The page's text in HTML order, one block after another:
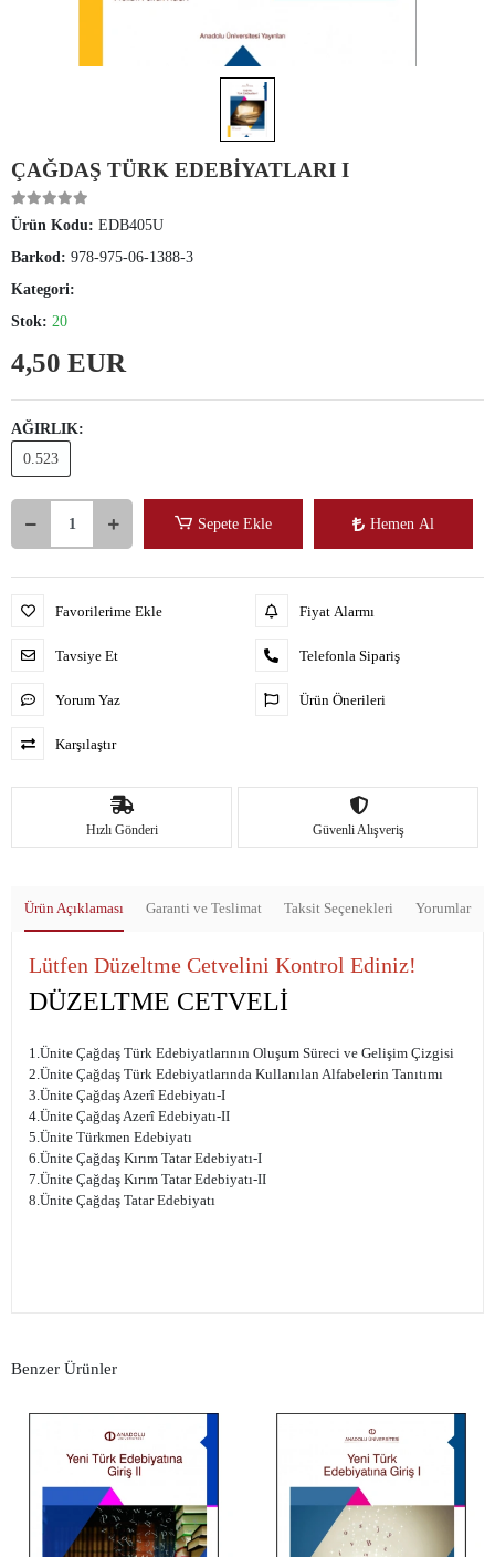
ÇAĞDAŞ TÜRK EDEBİYATLARI I
Ürün Kodu: EDB405U
Barkod: 978-975-06-1388-3
Kategori:
Stok: 20
4,50 EUR
AĞIRLIK:
0.523
Sepete Ekle Hemen Al
Favorilerime Ekle
Tavsiye Et
Yorum Yaz
Karşılaştır
Fiyat Alarmı
Telefonla Sipariş
Ürün Önerileri
Hızlı Gönderi Güvenli Alışveriş
Ürün Açıklaması Garanti ve Teslimat Taksit Seçenekleri Yorumlar
Lütfen Düzeltme Cetvelini Kontrol Ediniz!
DÜZELTME CETVELİ
1.Ünite Çağdaş Türk Edebiyatlarının Oluşum Süreci ve Gelişim Çizgisi
2.Ünite Çağdaş Türk Edebiyatlarında Kullanılan Alfabelerin Tanıtımı
3.Ünite Çağdaş Azerî Edebiyatı-I
4.Ünite Çağdaş Azerî Edebiyatı-II
5.Ünite Türkmen Edebiyatı
6.Ünite Çağdaş Kırım Tatar Edebiyatı-I
7.Ünite Çağdaş Kırım Tatar Edebiyatı-II
8.Ünite Çağdaş Tatar Edebiyatı
Benzer Ürünler